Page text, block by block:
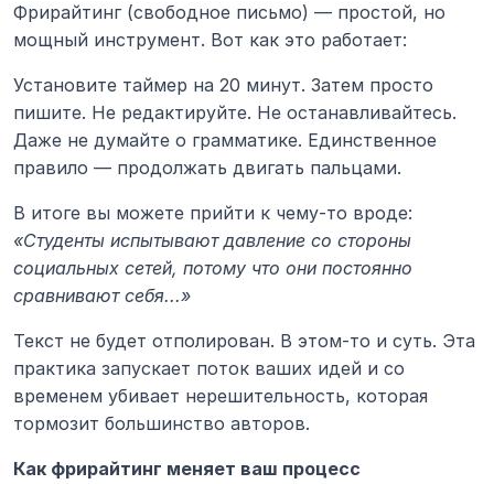
Фрирайтинг (свободное письмо) — простой, но
мощный инструмент. Вот как это работает:
Установите таймер на 20 минут. Затем просто
пишите. Не редактируйте. Не останавливайтесь.
Даже не думайте о грамматике. Единственное
правило — продолжать двигать пальцами.
«Студенты испытывают давление со стороны
социальных сетей, потому что они постоянно
сравнивают себя...»
Текст не будет отполирован. В этом-то и суть. Эта
практика запускает поток ваших идей и со
временем убивает нерешительность, которая
тормозит большинство авторов.
Как фрирайтинг меняет ваш процесс